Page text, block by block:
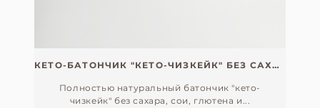
КЕТО-БАТОНЧИК "КЕТО-ЧИЗКЕЙК" БЕЗ САХАРА, СОИ, ГЛЮТЕНА И ЛАКТОЗЫ
Полностью натуральный батончик "кето-
чизкейк" без сахара, сои, глютена и...